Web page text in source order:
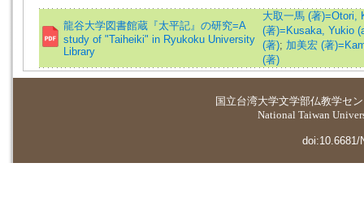
龍谷大学図書館蔵『太平記』の研究=A
study of "Taiheiki" in Ryukoku University
Library
大取一馬 (著)=Otori,
(著)=Kusaka, Yukio
(著); 加美宏 (著
(著)
国立台湾大学文学部仏教学セ
National Taiwan
doi:10.6681/